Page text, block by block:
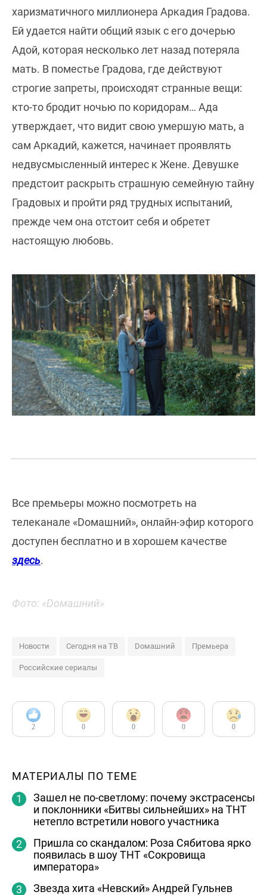
харизматичного миллионера Аркадия Градова.
Ей удается найти общий язык с его дочерью
Адой, которая несколько лет назад потеряла
мать. В поместье Градова, где действуют
строгие запреты, происходят странные вещи:
кто-то бродит ночью по коридорам… Ада
утверждает, что видит свою умершую мать, а
сам Аркадий, кажется, начинает проявлять
недвусмысленный интерес к Жене. Девушке
предстоит раскрыть страшную семейную тайну
Градовых и пройти ряд трудных испытаний,
прежде чем она отстоит себя и обретет
настоящую любовь.
Все премьеры можно посмотреть на
телеканале «Dомашний», онлайн-эфир которого
доступен бесплатно и в хорошем качестве
здесь.
Фото: «Dомашний»
Новости Сегодня на ТВ Dомашний Премьера
Российские сериалы
2 0 0 0 0
МАТЕРИАЛЫ ПО ТЕМЕ
Зашел не по-светлому: почему экстрасенсы
и поклонники «Битвы сильнейших» на ТНТ
нетепло встретили нового участника
Пришла со скандалом: Роза Сябитова ярко
появилась в шоу ТНТ «Сокровища
императора»
Звезда хита «Невский» Андрей Гульнев